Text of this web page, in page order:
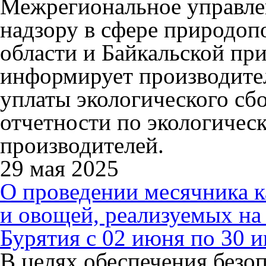
Межрегиональное
надзору в сфере
области и Байкальской
информирует
уплаты экологического
отчетности по
производителей.
29 мая 2025
О проведении месячника
и овощей, реализуемых
Бурятия с 02 июня по 30